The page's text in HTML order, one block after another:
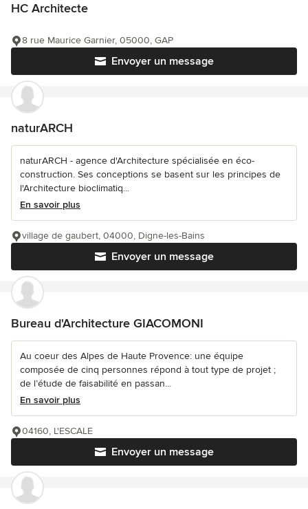
HC Architecte
Envoyer un message
8 rue Maurice Garnier, 05000, GAP
naturARCH
naturARCH - agence d'Architecture spécialisée en éco-
construction. Ses conceptions se basent sur les principes de
l'Architecture bioclimatiq...
En savoir plus
Envoyer un message
village de gaubert, 04000, Digne-les-Bains
Bureau d'Architecture GIACOMONI
Au coeur des Alpes de Haute Provence: une équipe
composée de cinq personnes répond à tout type de projet ;
de l’étude de faisabilité en passan...
En savoir plus
Envoyer un message
04160, L'ESCALE